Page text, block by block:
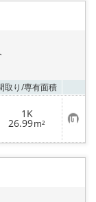
り
取り/専有面積
1K
26.99m² お
気
に
り